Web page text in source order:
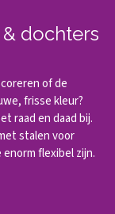
dochters
of de
frisse kleur?
raad en daad bij.
stalen voor
flexibel zijn.